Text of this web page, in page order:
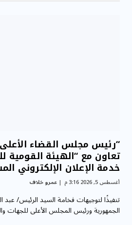
“رئيس مجلس القضاء
تعاون مع “الهيئة القومية
خدمة الإعلان الإلكتروني
أغسطس 5, 2026 3:16 م عمرو خلاف
تنفيذًا لتوجيهات فخامة السيد الرئيس/
الجمهورية ورئيس المجلس الأعلى للجهات